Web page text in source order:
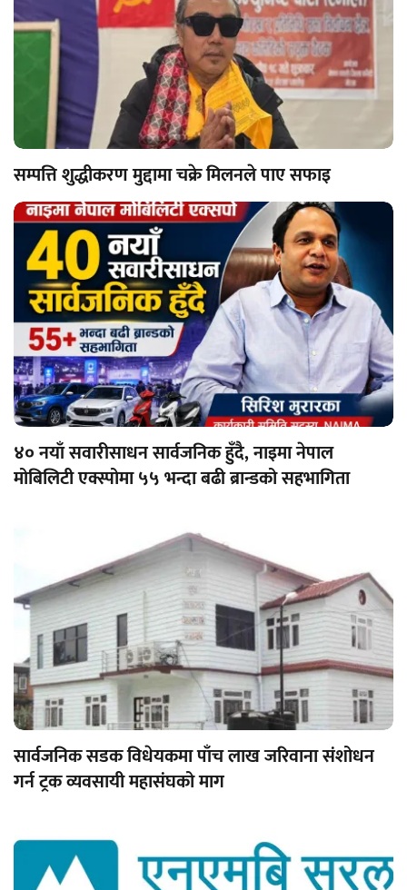
सम्पत्ति शुद्धीकरण मुद्दामा चक्रे मिलनले पाए सफाइ
४० नयाँ सवारीसाधन सार्वजनिक हुँदै, नाइमा नेपाल
मोबिलिटी एक्स्पोमा ५५ भन्दा बढी ब्रान्डको सहभागिता
सार्वजनिक सडक विधेयकमा पाँच लाख जरिवाना संशोधन
गर्न ट्रक व्यवसायी महासंघको माग